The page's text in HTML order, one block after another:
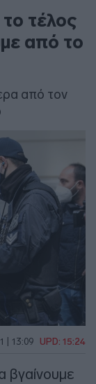
τέλος
από το
από τον
| 13:09 UPD: 15:24
βγαίνουμε